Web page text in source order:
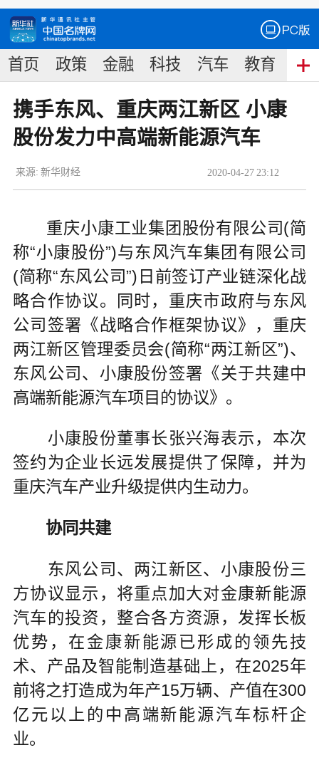
首页 政策 金融 科技 汽车 教育 食
携手东风、重庆两江新区 小康
股份发力中高端新能源汽车
2020-04-27 23:12
来源: 新华财经
重庆小康工业集团股份有限公司(简
称“小康股份”)与东风汽车集团有限公司
(简称“东风公司”)日前签订产业链深化战
略合作协议。同时，重庆市政府与东风
公司签署《战略合作框架协议》，重庆
两江新区管理委员会(简称“两江新区”)、
东风公司、小康股份签署《关于共建中
高端新能源汽车项目的协议》。
小康股份董事长张兴海表示，本次
签约为企业长远发展提供了保障，并为
重庆汽车产业升级提供内生动力。
协同共建
东风公司、两江新区、小康股份三
方协议显示，将重点加大对金康新能源
汽车的投资，整合各方资源，发挥长板
优势，在金康新能源已形成的领先技
术、产品及智能制造基础上，在2025年
前将之打造成为年产15万辆、产值在300
亿元以上的中高端新能源汽车标杆企
业。